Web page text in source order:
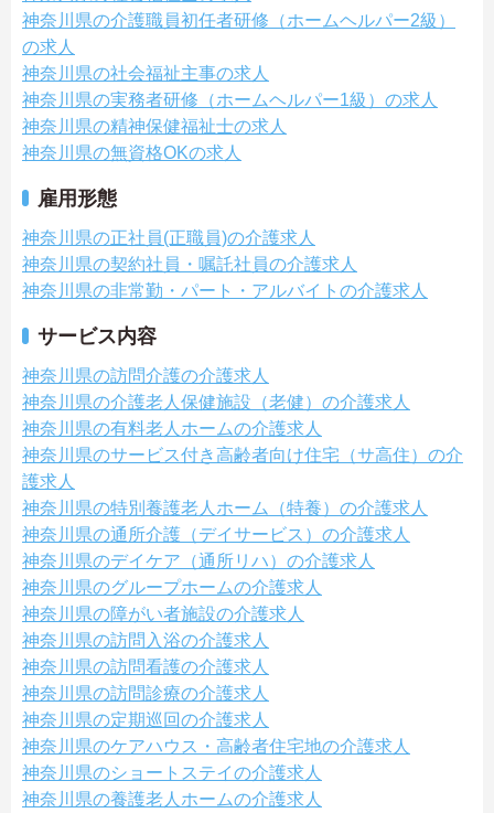
神奈川県の介護職員初任者研修（ホームヘルパー2級）
の求人
神奈川県の社会福祉主事の求人
神奈川県の実務者研修（ホームヘルパー1級）の求人
神奈川県の精神保健福祉士の求人
神奈川県の無資格OKの求人
雇用形態
神奈川県の正社員(正職員)の介護求人
神奈川県の契約社員・嘱託社員の介護求人
神奈川県の非常勤・パート・アルバイトの介護求人
サービス内容
神奈川県の訪問介護の介護求人
神奈川県の介護老人保健施設（老健）の介護求人
神奈川県の有料老人ホームの介護求人
神奈川県のサービス付き高齢者向け住宅（サ高住）の介
護求人
神奈川県の特別養護老人ホーム（特養）の介護求人
神奈川県の通所介護（デイサービス）の介護求人
神奈川県のデイケア（通所リハ）の介護求人
神奈川県のグループホームの介護求人
神奈川県の障がい者施設の介護求人
神奈川県の訪問入浴の介護求人
神奈川県の訪問看護の介護求人
神奈川県の訪問診療の介護求人
神奈川県の定期巡回の介護求人
神奈川県のケアハウス・高齢者住宅地の介護求人
神奈川県のショートステイの介護求人
神奈川県の養護老人ホームの介護求人